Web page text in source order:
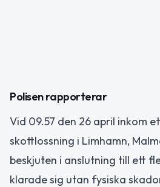
Polisen rapporterar
Vid 09.57 den 26 april inkom
skottlossning i Limhamn,
beskjuten i anslutning till ett
klarade sig utan fysiska